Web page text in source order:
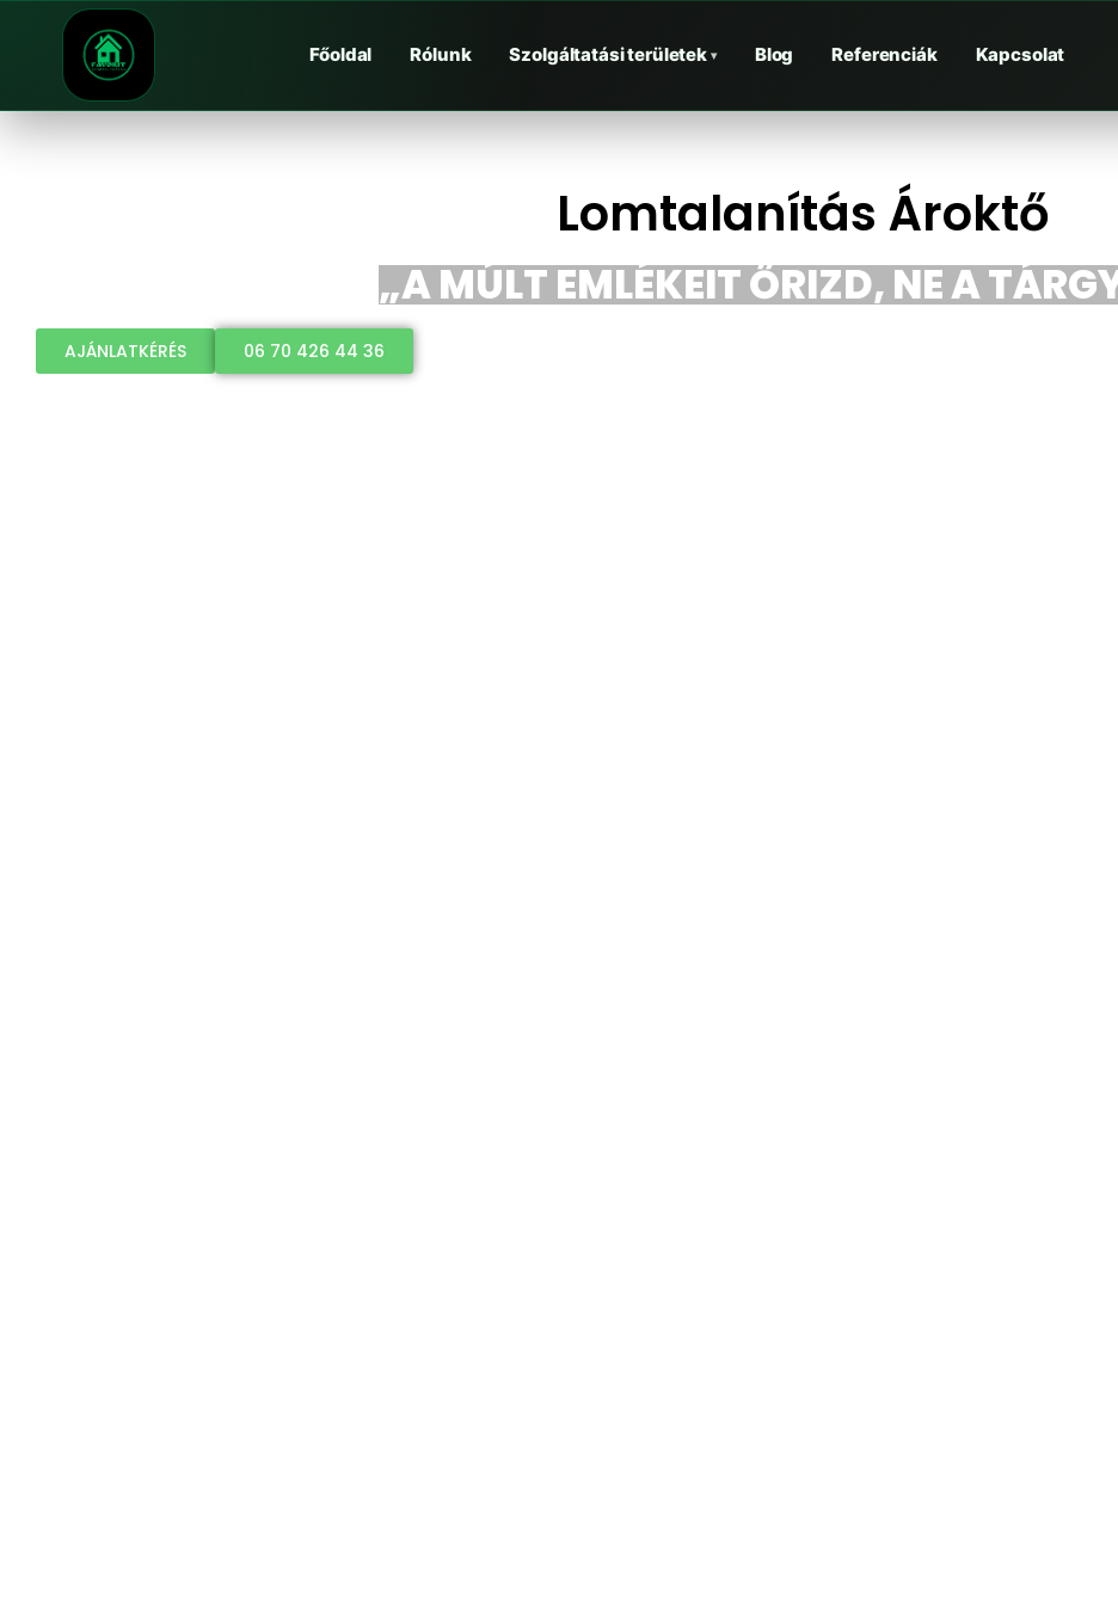
Főoldal Rólunk Szolgáltatási területek ▾ Blog Referenciák Kapcsolat
Lomtalanítás Ároktő
„A MÚLT EMLÉKEIT ŐRIZD, NE A
AJÁNLATKÉRÉS 06 70 426 44 36